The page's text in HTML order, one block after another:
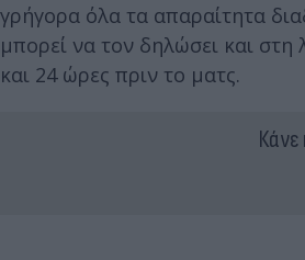
γρήγορα όλα τα απαραίτητα
μπορεί να τον δηλώσει και στη
και 24 ώρες πριν το ματς.
Κάνε